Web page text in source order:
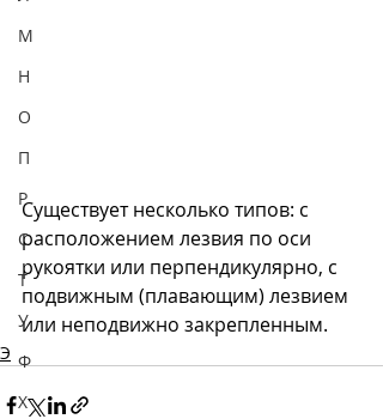
М
Н
О
П
Р
С
Т
У
Ф
Х
Существует несколько типов: с
расположением лезвия по оси
рукоятки или перпендикулярно, с
подвижным (плавающим) лезвием
или неподвижно закрепленным.
Э